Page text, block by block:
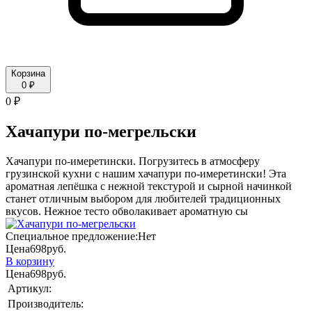
Корзина
0 ₽
0 ₽
Хачапури по-мегрельски
Хачапури по-имеретински. Погрузитесь в атмосферу
грузинской кухни с нашим хачапури по-имеретински! Эта
ароматная лепёшка с нежной текстурой и сырной начинкой
станет отличным выбором для любителей традиционных
вкусов. Нежное тесто обволакивает ароматную сы
Специальное предложение:Нет
Цена698руб.
В корзину
Цена698руб.
Артикул:
Производитель: